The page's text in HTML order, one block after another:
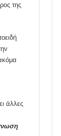
της
άλλες